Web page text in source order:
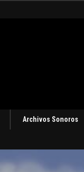
Archivos Sonoros